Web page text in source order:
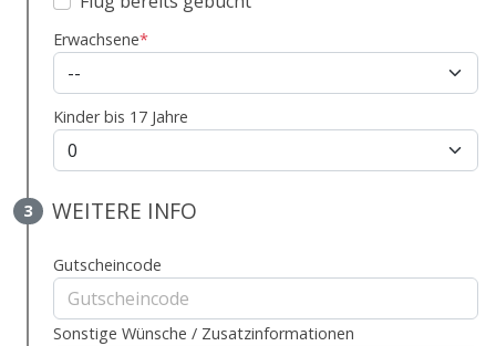
Erwachsene*
Kinder bis 17 Jahre
3 WEITERE INFO
Gutscheincode
Sonstige Wünsche / Zusatzinformationen